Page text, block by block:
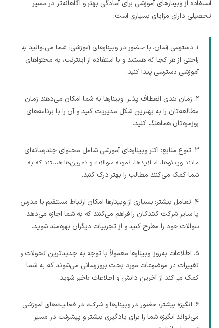
استفاده از وبینارهای آموزشی برای آمادگی بهتر و اگاهانه‌تر در مسیر
تحصیلی دارای مزایای بسیاری است:
۱. دسترسی آسان: با حضور در وبینارهای آموزشی، شما می‌توانید به
راحتی از هر کجا که هستید و با استفاده از اینترنت، به محتواهای
آموزشی دسترسی پیدا کنید.
۲. زمان بندی انعطاف پذیر: وبینارها به شما امکان می‌دهند زمان
مطالعه‌تان را به بهترین شکل مدیریت کنید و آن را با برنامه‌های
روزمره‌تان هماهنگ کنید.
۳. تنوع منابع: اکثر وبینارهای آموزشی شامل محتوای چندرسانه‌ای
مانند ویدئوها، اسلایدها، نمونه سوالات و تمرین‌ها هستند که به
شما کمک می‌کنند مطالب را بهتر درک کنید.
۴. تعامل بیشتر: بسیاری از وبینارها امکان ارتباط مستقیم با مدرس
یا سایر شرکت کنندگان را فراهم می‌کنند که به شما اجازه می‌دهد
سوالات خود را مطرح کنید و از تجربیات دیگران بهره‌مند شوید.
۵. اطلاعات به‌روز: وبینارها معمولاً با توجه به جدیدترین تحولات و
تغییرات در موضوعات مورد بحث بروزرسانی می‌شوند که به شما
کمک می‌کند از آخرین دانش و اطلاعات باخبر شوید.
۶. انگیزه بیشتر: حضور در وبینارها و شرکت در فعالیت‌های آموزشی
می‌تواند انگیزه شما را برای یادگیری بیشتر و پیشرفت در مسیر